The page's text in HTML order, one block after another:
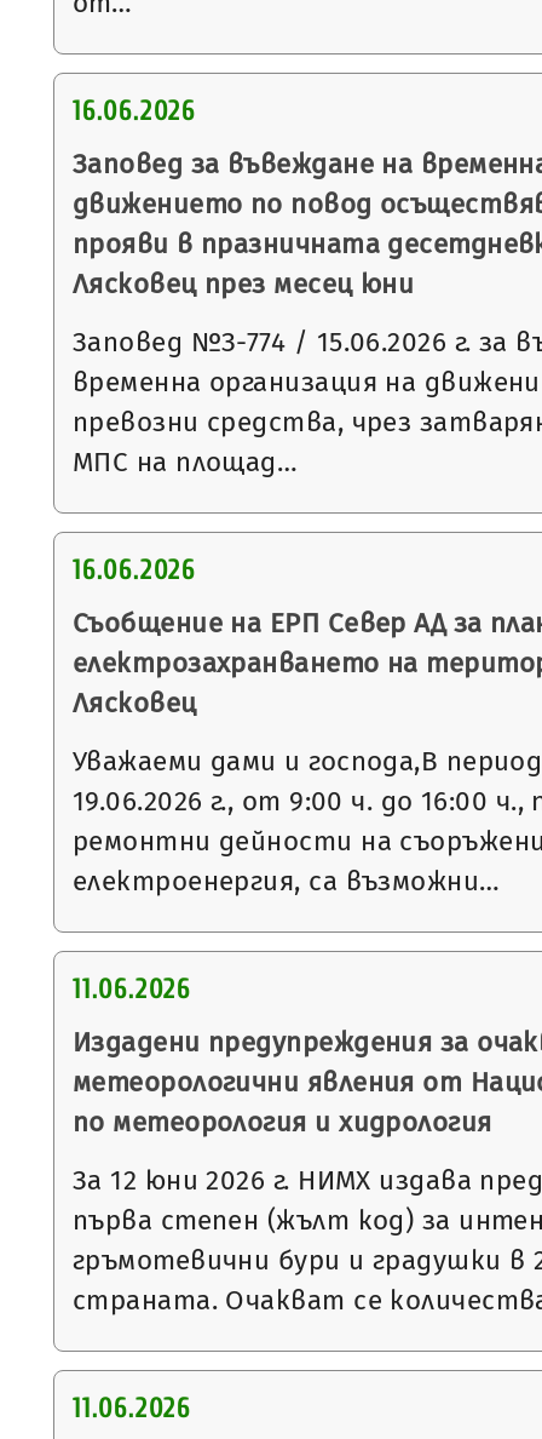
16.06.2026
Заповед за въвеждане на
движението по повод
прояви в празничната
Лясковец през месец юни
Заповед №З-774 / 15.06.2026 г. за
временна организация на
превозни средства, чрез
МПС на площад…
16.06.2026
Съобщение на ЕРП Север АД за
електрозахранването на
Лясковец
Уважаеми дами и господа,В
19.06.2026 г., от 9:00 ч. до 16:00
ремонтни дейности на
електроенергия, са възможни…
11.06.2026
Издадени предупреждения за
метеорологични явления от
по метеорология и хидрология
За 12 юни 2026 г. НИМХ издава
първа степен (жълт код) за
гръмотевични бури и градушки в
страната. Очакват се
11.06.2026